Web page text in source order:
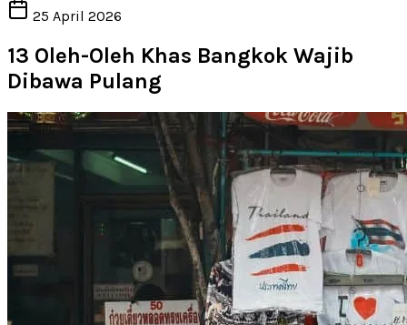
25 April 2026
13 Oleh-Oleh Khas Bangkok Wajib
Dibawa Pulang